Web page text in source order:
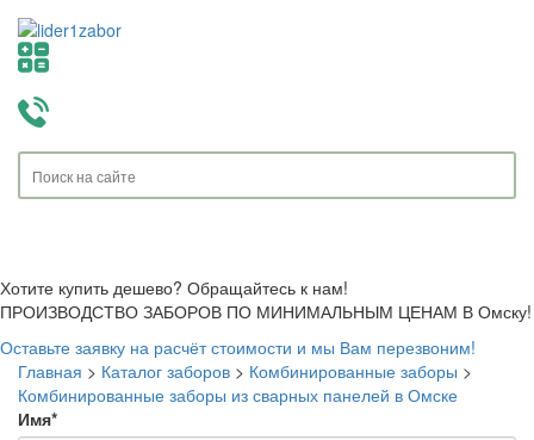
Хотите купить дешево? Обращайтесь к нам!
ПРОИЗВОДСТВО ЗАБОРОВ ПО МИНИМАЛЬНЫМ ЦЕНАМ В Омску!
Оставьте заявку на расчёт стоимости и мы Вам перезвоним!
Главная > Каталог заборов > Комбинированные заборы >
Комбинированные заборы из сварных панелей в Омске
Имя*